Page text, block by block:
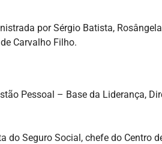
por Sérgio Batista,
Carvalho Filho.
Pessoal – Base da Liderança,
Seguro Social, chefe do Centro